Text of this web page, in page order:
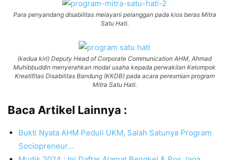
Para penyandang disabilitas melayani pelanggan pada kios beras Mitra
Satu Hati.
(kedua kiri) Deputy Head of Corporate Communication AHM, Ahmad
Muhibbuddin menyerahkan modal usaha kepada perwakilan Kelompok
Kreatifitas Disabilitas Bandung (KKDB) pada acara peresmian program
Mitra Satu Hati.
Baca Artikel Lainnya :
Bukti Nyata AHM Peduli UKM, Salah Satunya Program
Sociopreneur…